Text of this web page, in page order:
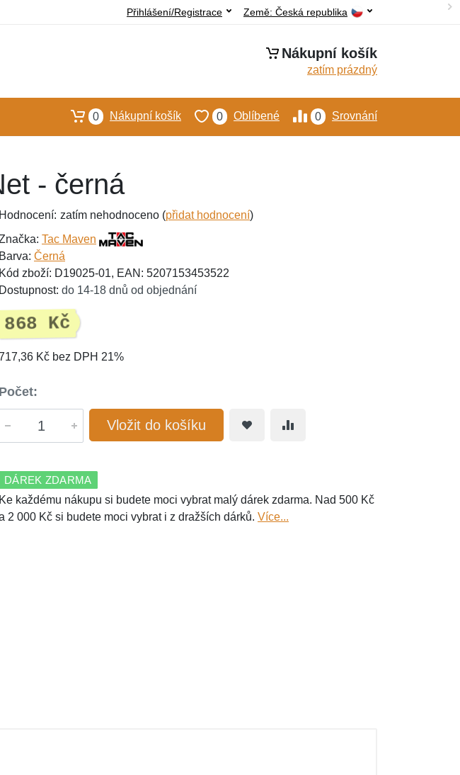
Země: Česká republika
Přihlášení/Registrace
Nákupní košík
zatím prázdný
0 Srovnání
0 Oblíbené
0 Nákupní košík
- černá
Hodnocení: zatím nehodnoceno (přidat hodnocení)
Tac Maven
Barva: Černá
Kód zboží: D19025-01, EAN: 5207153453522
Dostupnost: do 14-18 dnů od objednání
868 Kč
Kč bez DPH 21%
Počet:
Vložit do košíku
DÁREK ZDARMA
Ke každému nákupu si budete moci vybrat malý dárek zdarma. Nad 500 Kč
2 000 Kč si budete moci vybrat i z dražších dárků. Více...